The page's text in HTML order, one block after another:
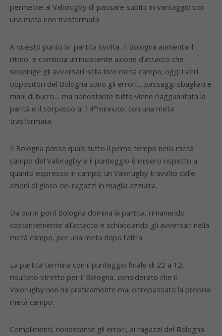
permette al Valorugby di passare subito in vantaggio con
una meta non trasformata.
A questo punto la partita svolta. Il Bologna aumenta il
ritmo e comincia un’insistente azione d’attacco che
sospinge gli avversari nella loro metà campo; oggi i veri
oppositori del Bologna sono gli errori… passaggi sbagliati e
mani di burro… ma nonostante tutto viene riagguantata la
parità e il sorpasso al 14°minnuto, con una meta
trasformata.
Il Bologna passa quasi tutto il primo tempo nella metà
campo del Valorugby e il punteggio è misero rispetto a
quanto espresso in campo; un Valorugby travolto dalle
azioni di gioco dei ragazzi in maglia azzurra.
Da qui in poi il Bologna domina la partita, rimanendo
costantemente all’attacco e schiacciando gli avversari nella
metà campo, per una meta dopo l’altra.
La partita termina con il punteggio finale di 22 a 12,
risultato stretto per il Bologna, considerato che il
Valorugby non ha praticamente mai oltrepassato la propria
metà campo.
Complimenti, nonostante gli errori, ai ragazzi del Bologna